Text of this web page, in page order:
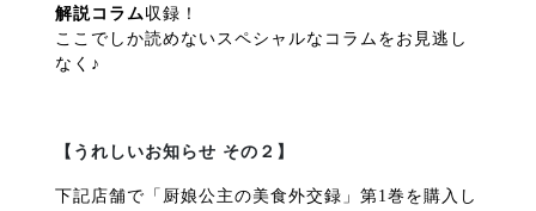
解説コラム収録！
ここでしか読めないスペシャルなコラムをお見逃し
なく♪
【うれしいお知らせ その２】
下記店舗で「厨娘公主の美食外交録」第1巻を購入し